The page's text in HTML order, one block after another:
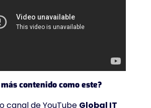
contenido como este?
canal de YouTube Global IT